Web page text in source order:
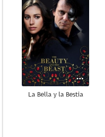
La Bella y la Bestia